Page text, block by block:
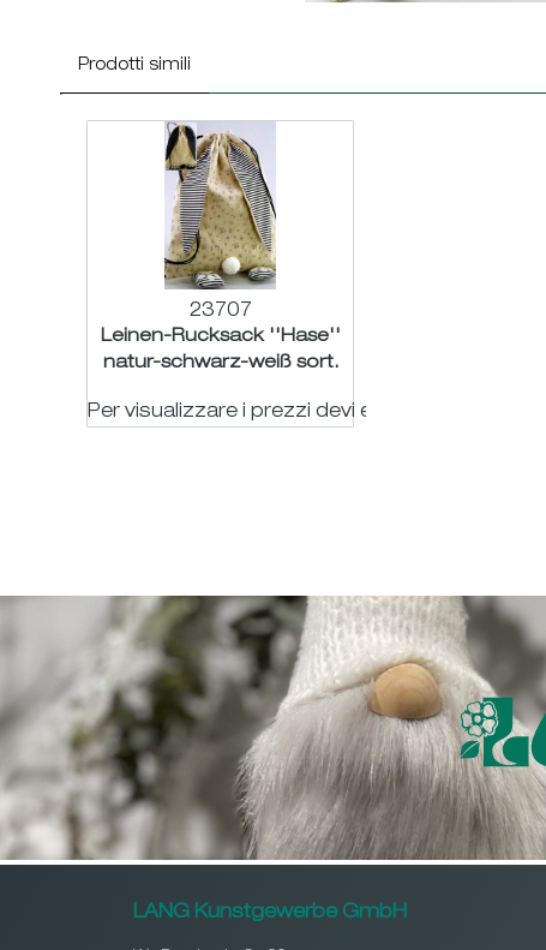
Prodotti simili
23707
Leinen-Rucksack ''Hase''
natur-schwarz-weiß sort.
Per visualizzare i prezzi devi essere registrato
LANG Kunstgewerbe GmbH